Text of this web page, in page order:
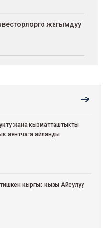
жагымдуу
жана кызматташтыкты
аянтчага айланды
кыргыз кызы Айсулуу